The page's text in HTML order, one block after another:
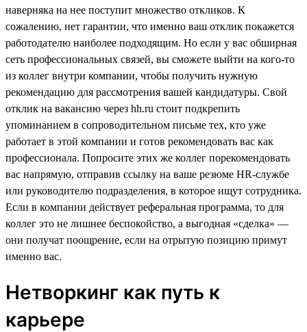
наверняка на нее поступит множество откликов. К
сожалению, нет гарантии, что именно ваш отклик покажется
работодателю наиболее подходящим. Но если у вас обширная
сеть профессиональных связей, вы сможете выйти на кого-то
из коллег внутри компании, чтобы получить нужную
рекомендацию для рассмотрения вашей кандидатуры. Свой
отклик на вакансию через hh.ru стоит подкрепить
упоминанием в сопроводительном письме тех, кто уже
работает в этой компании и готов рекомендовать вас как
профессионала. Попросите этих же коллег порекомендовать
вас напрямую, отправив ссылку на ваше резюме HR-службе
или руководителю подразделения, в которое ищут сотрудника.
Если в компании действует реферальная программа, то для
коллег это не лишнее беспокойство, а выгодная «сделка» —
они получат поощрение, если на отрытую позицию примут
именно вас.
Нетворкинг как путь к
карьере